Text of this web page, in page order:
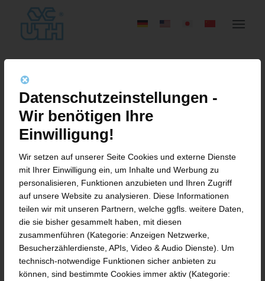
MASCHINENBAUER UTH
BEKENNT SICH KLAR ZU
KLIMA- UND
UMWELTSCHUTZ
International anerkannt:
Umweltmanagement-Zertifizierung nach
DIN EN ISO 14001
Datenschutzeinstellungen -
Wir benötigen Ihre
Einwilligung!
Wir setzen auf unserer Seite Cookies und externe Dienste
mit Ihrer Einwilligung ein, um Inhalte und Werbung zu
personalisieren, Funktionen anzubieten und Ihren Zugriff
auf unsere Website zu analysieren. Diese Informationen
teilen wir mit unseren Partnern, welche ggfls. weitere Daten,
die sie bisher gesammelt haben, mit diesen
zusammenführen (Kategorie: Anzeigen Netzwerke,
Besucherzählerdienste, APIs, Video & Audio Dienste). Um
technisch-notwendige Funktionen sicher anbieten zu
können, sind bestimmte Cookies immer aktiv (Kategorie: